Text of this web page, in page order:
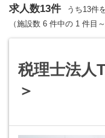
求人数13件
うち13件
（施設数 6 件中の 1 件目
税理士法人
＞